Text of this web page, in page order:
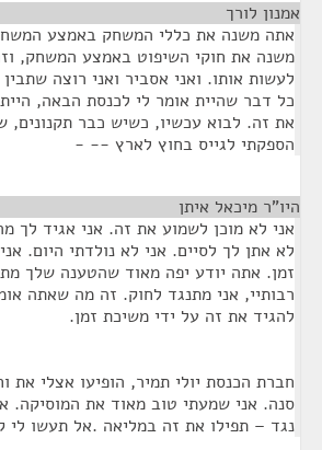
אמנון לורך
אתה משנה את כללי המשחק באמצע
משנה את חוקי השיפוט באמצע המשחק,
לעשות אותו. ואני אסביר ואני רוצה
כל דבר שהיית אומר לי לכנסת הבאה,
את זה. לבוא עכשיו, כשיש כבר תקנונים,
הספקתי לגייס בחוץ לארץ -- -
היו"ר מיכאל איתן
אני לא מוכן לשמוע את זה. אני אגיד לך
לא אתן לך לסיים. אני לא נולדתי היום.
זמן. אתה יודע יפה מאוד שהטענה שלך
רבותיי, אני מתנגד לחוק. זה מה שאתה
להגיד את זה על ידי משיכת זמן.
חברת הכנסת יולי תמיר, הופיעו אצלי את
סנה. אני שמעתי טוב מאוד את המוסיקה.
נגד – תפילו את זה במליאה .אל תעשו לי